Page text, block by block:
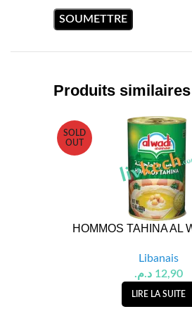
Produits similaires
SOLD
OUT
HOMMOS TAHINA AL
Libanais
12,90 د.م.
LIRE LA SUITE